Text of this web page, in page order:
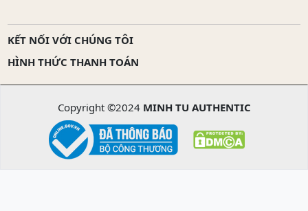
KẾT NỐI VỚI CHÚNG TÔI
HÌNH THỨC THANH TOÁN
Copyright ©2024 MINH TU AUTHENTIC